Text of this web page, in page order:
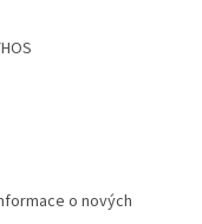
o nových